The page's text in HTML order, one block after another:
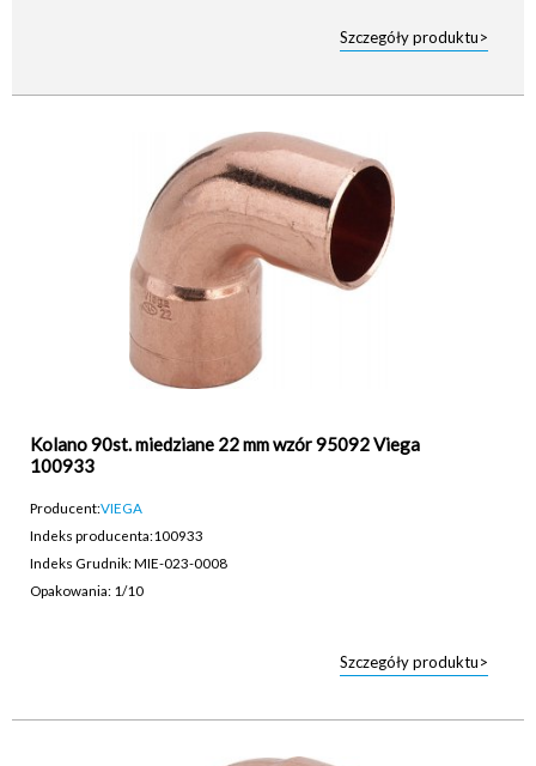
Szczegóły produktu>
Kolano 90st. miedziane 22 mm wzór 95092 Viega
100933
Producent:VIEGA
Indeks producenta:100933
Indeks Grudnik: MIE-023-0008
Opakowania: 1/10
Szczegóły produktu>